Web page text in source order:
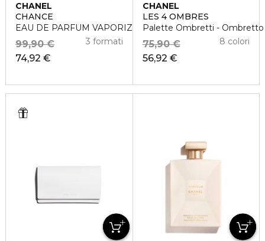
CHANEL
CHANCE
EAU DE PARFUM VAPORIZZATORE
74,92 €
99,90 € 3 formati
CHANEL
LES 4 OMBRES
Palette Ombretti -
56,92 €
75,90 € 8 colori